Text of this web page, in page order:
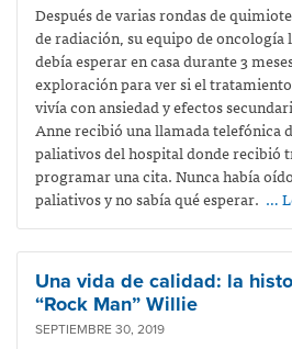
Después de varias rondas de
de radiación, su equipo de oncología
debía esperar en casa durante 3
exploración para ver si el
vivía con ansiedad y efectos
Anne recibió una llamada telefónica
paliativos del hospital donde recibió
programar una cita. Nunca había
paliativos y no sabía qué esperar. …
Una vida de calidad: la
“Rock Man” Willie
SEPTIEMBRE 30, 2019